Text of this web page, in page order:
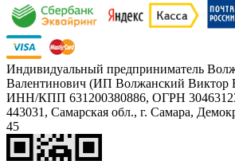
Индивидуальный предприниматель
Валентинович (ИП Волжанский Виктор
ИНН/КПП 631200380886, ОГРН
443031, Самарская обл., г. Самара,
45